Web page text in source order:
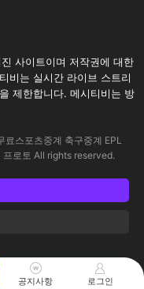
사이트이며 저작권에 대한
비는 실시간 라이브 스트리
제한합니다. 메시티비는 방
스포츠중계 축구중계 EPL
프로토 All rights reserved.
공지사항 로그인